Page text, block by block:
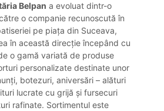
Belpan a evoluat dintr-o
o companie recunoscută în
pe piața din Suceava,
în această direcție începând cu
o gamă variată de produse
personalizate destinate unor
botezuri, aniversări – alături
lucrate cu grijă și fursecuri
rafinate. Sortimentul este